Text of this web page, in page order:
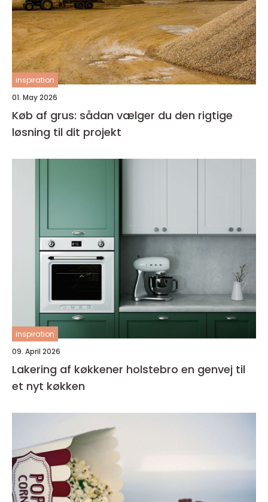
inspiration
01. May 2026
Køb af grus: sådan vælger du den rigtige
løsning til dit projekt
inspiration
09. April 2026
Lakering af køkkener holstebro en genvej til
et nyt køkken